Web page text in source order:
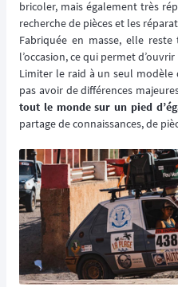
bricoler, mais également très
recherche de pièces et les
Fabriquée en masse, elle
l’occasion, ce qui permet
Limiter le raid à un seul
pas avoir de différences
tout le monde sur un pied
partage de connaissances, de